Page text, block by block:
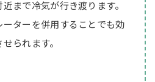
まで冷気が行き渡ります。
ターを併用することでも効
られます。